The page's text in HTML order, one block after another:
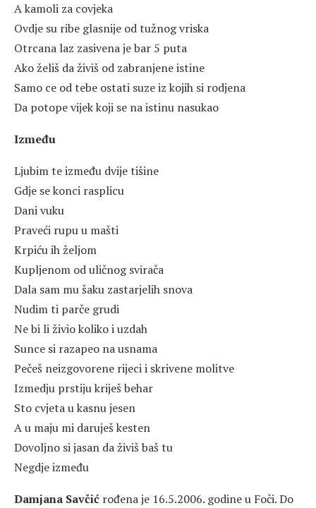
A kamoli za covjeka
Ovdje su ribe glasnije od tužnog vriska
Otrcana laz zasivena je bar 5 puta
Ako želiš da živiš od zabranjene istine
Samo ce od tebe ostati suze iz kojih si rodjena
Da potope vijek koji se na istinu nasukao
Između
Ljubim te između dvije tišine
Gdje se konci rasplicu
Dani vuku
Praveći rupu u mašti
Krpiću ih željom
Kupljenom od uličnog svirača
Dala sam mu šaku zastarjelih snova
Nudim ti parče grudi
Ne bi li živio koliko i uzdah
Sunce si razapeo na usnama
Pečeš neizgovorene rijeci i skrivene molitve
Izmedju prstiju kriješ behar
Sto cvjeta u kasnu jesen
A u maju mi daruješ kesten
Dovoljno si jasan da živiš baš tu
Negdje između
Damjana Savčić rođena je 16.5.2006. godine u Foči. Do